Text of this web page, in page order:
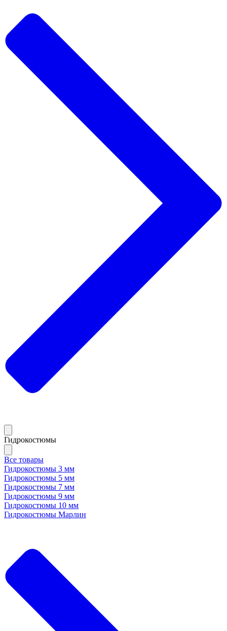
Гидрокостюмы
Все товары
Гидрокостюмы 3 мм
Гидрокостюмы 5 мм
Гидрокостюмы 7 мм
Гидрокостюмы 9 мм
Гидрокостюмы 10 мм
Гидрокостюмы Марлин